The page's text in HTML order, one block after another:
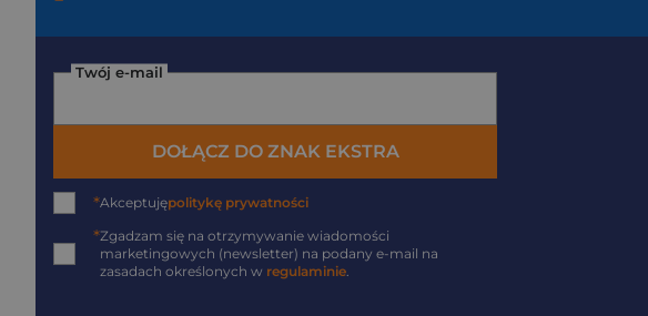
Twój e-mail
DOŁĄCZ DO ZNAK EKSTRA
*Akceptujępolitykę prywatności
*Zgadzam się na otrzymywanie wiadomości
marketingowych (newsletter) na podany e-mail na
zasadach określonych w regulaminie.